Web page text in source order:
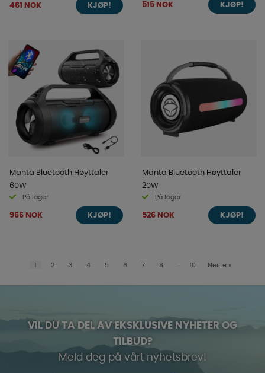
461 NOK KJØP! 515 NOK KJØP!
Manta Bluetooth Høyttaler
60W
På lager
966 NOK KJØP!
Manta Bluetooth Høyttaler
20W
På lager
526 NOK KJØP!
1 2 3 4 5 6 7 8 10 Neste »
VIL DU TA DEL AV EKSKLUSIVE NYHETER OG
TILBUD?
Meld deg på vårt nyhetsbrev!